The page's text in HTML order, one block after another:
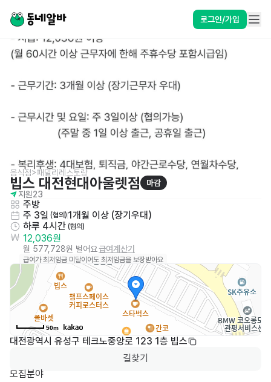
로그인/가입
음식점>패밀리레스토랑
빕스 대전현대아울렛점
마감
지원23
주방
주 3일 (협의) 1개월 이상 (장기우대)
하루 4시간 (협의)
12,036원
월 577,728원 벌어요급여계산기
급여가 최저임금 미달이어도 최저임금을 보장받아요
50m
대전광역시 유성구 테크노중앙로 123 1층 빕스
길찾기
모집분야